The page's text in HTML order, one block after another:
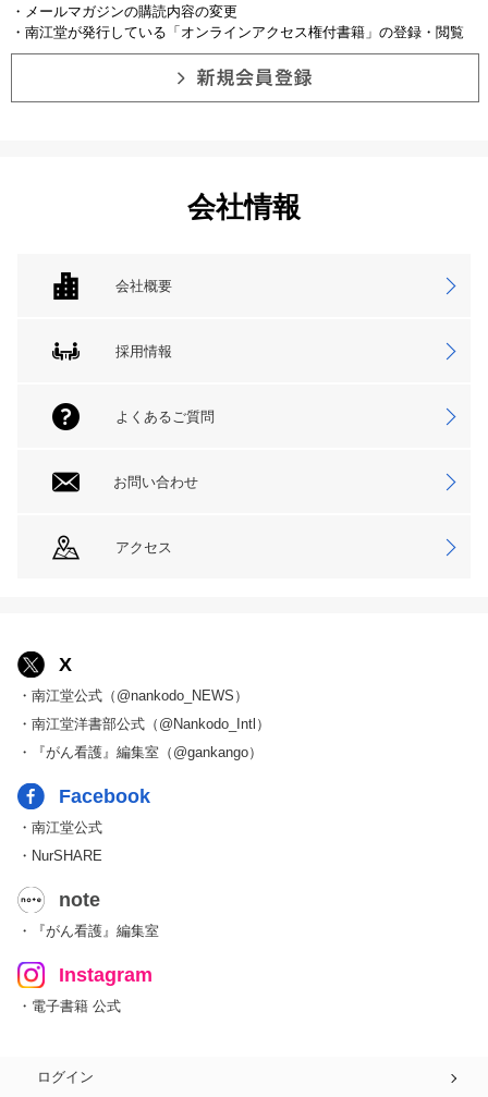
・メールマガジンの購読内容の変更
・南江堂が発行している「オンラインアクセス権付書籍」の登録・閲覧
会社情報
会社概要
採用情報
よくあるご質問
お問い合わせ
アクセス
X
・南江堂公式（@nankodo_NEWS）
・南江堂洋書部公式（@Nankodo_Intl）
・『がん看護』編集室（@gankango）
Facebook
・南江堂公式
・NurSHARE
note
・『がん看護』編集室
Instagram
・電子書籍 公式
ログイン